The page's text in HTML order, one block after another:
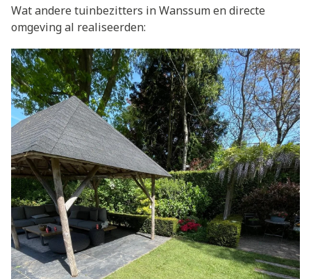
Wat andere tuinbezitters in Wanssum en directe
omgeving al realiseerden: